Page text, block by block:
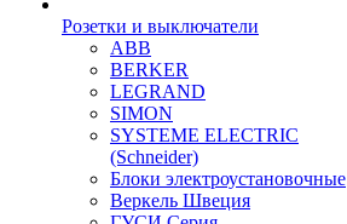
Розетки и выключатели
ABB
BERKER
LEGRAND
SIMON
SYSTEME ELECTRIC
(Schneider)
Блоки электроустановочные
Веркель Швеция